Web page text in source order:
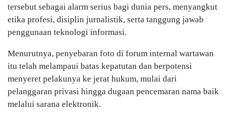
tersebut sebagai alarm serius bagi dunia pers, menyangkut
etika profesi, disiplin jurnalistik, serta tanggung jawab
penggunaan teknologi informasi.
Menurutnya, penyebaran foto di forum internal wartawan
itu telah melampaui batas kepatutan dan berpotensi
menyeret pelakunya ke jerat hukum, mulai dari
pelanggaran privasi hingga dugaan pencemaran nama baik
melalui sarana elektronik.